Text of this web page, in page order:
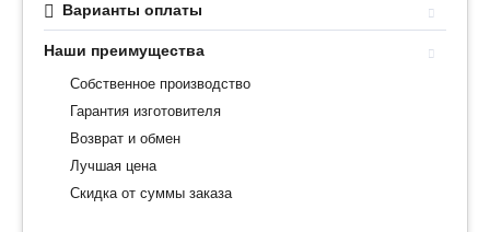
Варианты оплаты
Наши преимущества
Собственное производство
Гарантия изготовителя
Возврат и обмен
Лучшая цена
Скидка от суммы заказа